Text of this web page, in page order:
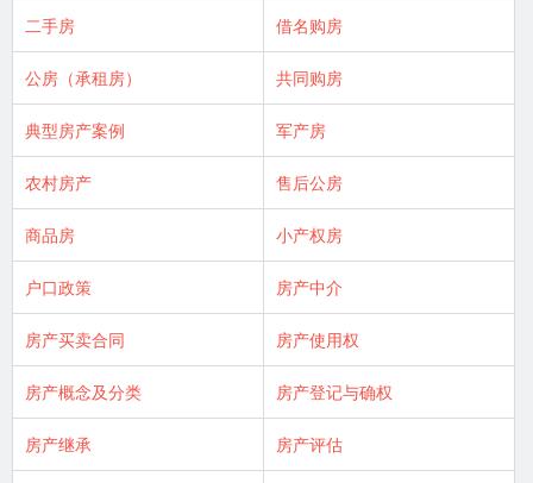
二手房 借名购房
公房（承租房） 共同购房
典型房产案例 军产房
农村房产 售后公房
商品房 小产权房
户口政策 房产中介
房产买卖合同 房产使用权
房产概念及分类 房产登记与确权
房产继承 房产评估